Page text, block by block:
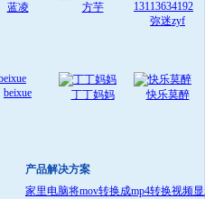
蓝凌
方芋
弥迷zyf
beixue 丁丁妈妈 快乐莫醉
产品解决方案
家里电脑将mov转换成mp4转换视频